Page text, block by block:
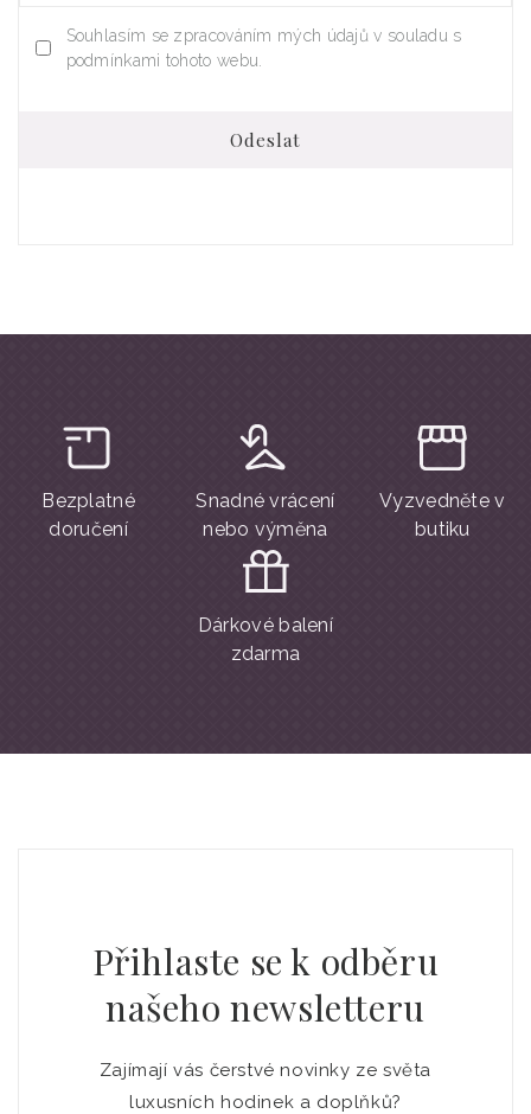
Souhlasím se zpracováním mých údajů v souladu s
podmínkami tohoto webu.
Odeslat
Bezplatné
doručení
Snadné vrácení
nebo výměna
Vyzvedněte v
butiku
Dárkové balení
zdarma
Přihlaste se k odběru
našeho newsletteru
Zajímají vás čerstvé novinky ze světa
luxusních hodinek a doplňků?